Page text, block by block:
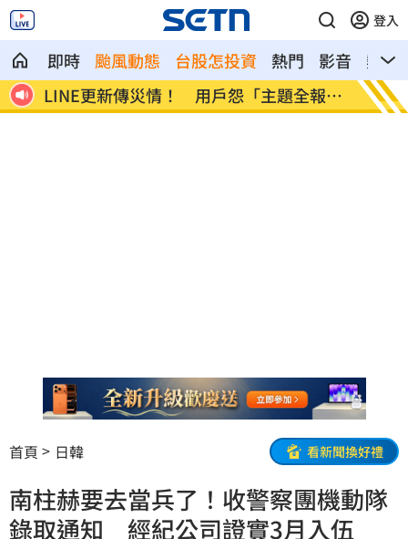
登入
即時 颱風動態 台股怎投資 熱門 影音
熱搜
傳
LINE更新傳災情！ 用戶怨「主題全報
廢」
美國
進
首頁 日韓 看新聞換好禮
南柱赫要去當兵了！收警察團機動隊
錄取通知 經紀公司證實3月入伍